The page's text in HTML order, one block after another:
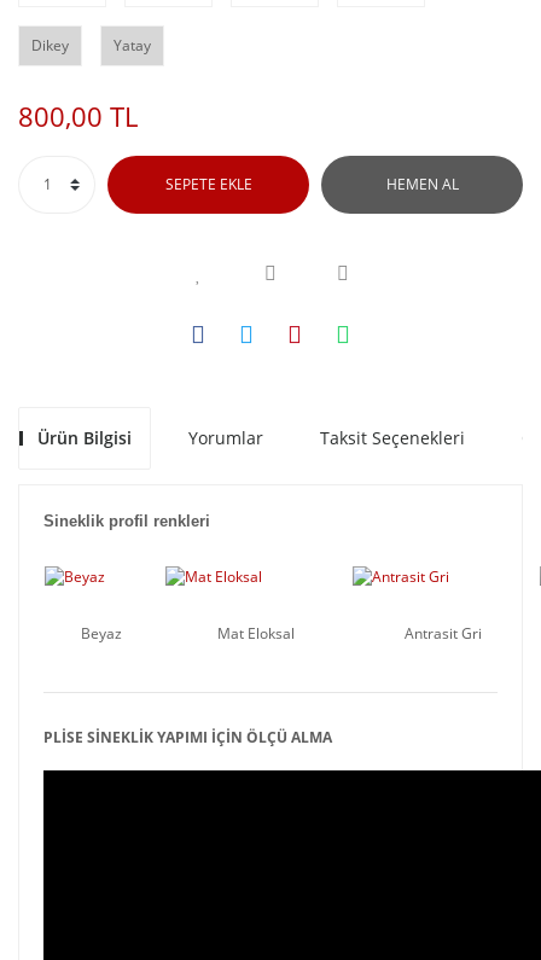
Dikey Yatay
800,00 TL
SEPETE EKLE HEMEN AL
Ürün Bilgisi Yorumlar Taksit Seçenekleri
Sineklik profil renkleri
Beyaz Mat Eloksal Antrasit Gri
PLİSE SİNEKLİK YAPIMI İÇİN ÖLÇÜ ALMA